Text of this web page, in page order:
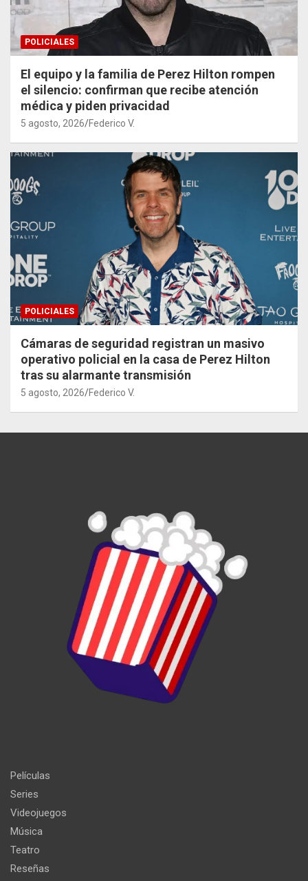
POLICIALES
El equipo y la familia de Perez Hilton rompen
el silencio: confirman que recibe atención
médica y piden privacidad
5 agosto, 2026 Federico V.
POLICIALES
Cámaras de seguridad registran un masivo
operativo policial en la casa de Perez Hilton
tras su alarmante transmisión
5 agosto, 2026 Federico V.
Películas
Series
Videojuegos
Música
Teatro
Reseñas